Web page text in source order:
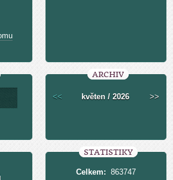
ARCHIV
<< květen / 2026 >>
STATISTIKY
Celkem: 863747